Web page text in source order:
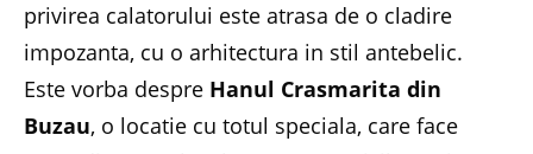
privirea calatorului este atrasa de o cladire
impozanta, cu o arhitectura in stil antebelic.
Este vorba despre Hanul Crasmarita din
Buzau, o locatie cu totul speciala, care face